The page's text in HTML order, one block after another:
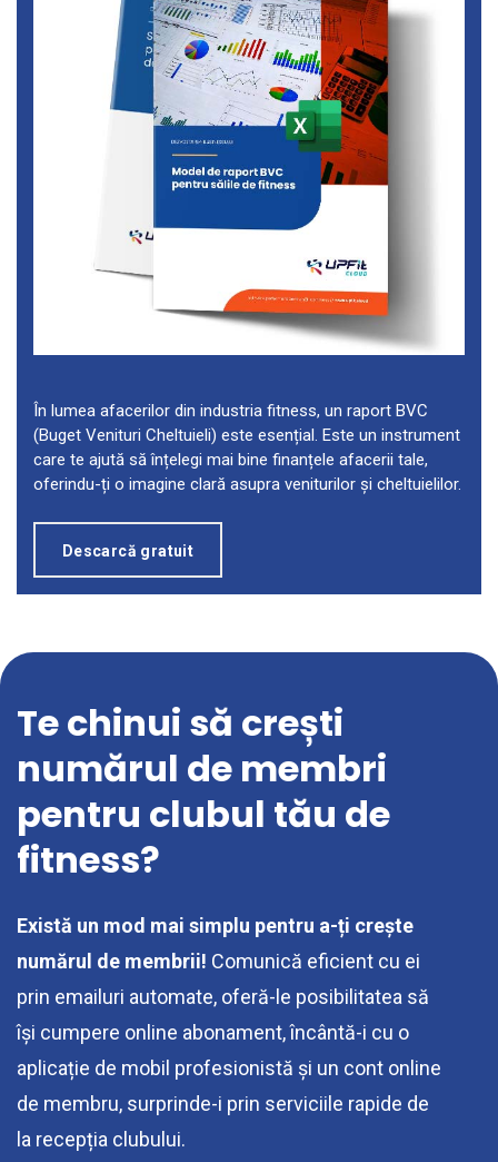
În lumea afacerilor din industria fitness, un raport BVC
(Buget Venituri Cheltuieli) este esențial. Este un instrument
care te ajută să înțelegi mai bine finanțele afacerii tale,
oferindu-ți o imagine clară asupra veniturilor și cheltuielilor.
Descarcă gratuit
Te chinui să crești
numărul de membri
pentru clubul tău de
fitness?
Există un mod mai simplu pentru a-ți crește
numărul de membrii! Comunică eficient cu ei
prin emailuri automate, oferă-le posibilitatea să
își cumpere online abonament, încântă-i cu o
aplicație de mobil profesionistă și un cont online
de membru, surprinde-i prin serviciile rapide de
la recepția clubului.